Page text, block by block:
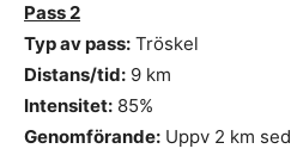
Pass 2
Typ av pass: Tröskel
Distans/tid: 9 km
Intensitet: 85%
Genomförande: Uppv 2 km